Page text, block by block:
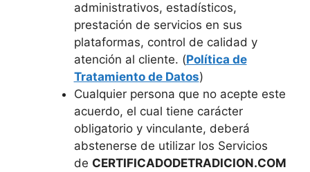
administrativos, estadísticos,
prestación de servicios en sus
plataformas, control de calidad y
atención al cliente. (Política de
Tratamiento de Datos)
Cualquier persona que no acepte este
acuerdo, el cual tiene carácter
obligatorio y vinculante, deberá
abstenerse de utilizar los Servicios
de CERTIFICADODETRADICION.COM